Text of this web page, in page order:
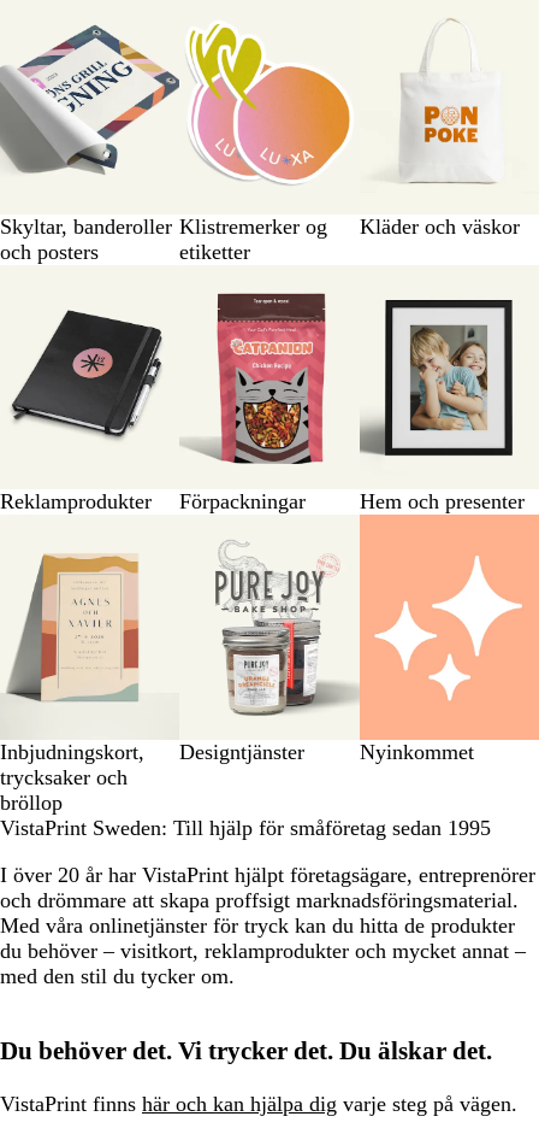
Skyltar, banderoller
och posters
Klistremerker og
etiketter
Kläder och väskor
Reklamprodukter Förpackningar Hem och presenter
Inbjudningskort,
trycksaker och
bröllop
Designtjänster Nyinkommet
VistaPrint Sweden: Till hjälp för småföretag sedan 1995
I över 20 år har VistaPrint hjälpt företagsägare, entreprenörer
och drömmare att skapa proffsigt marknadsföringsmaterial.
Med våra onlinetjänster för tryck kan du hitta de produkter
du behöver – visitkort, reklamprodukter och mycket annat –
med den stil du tycker om.
Du behöver det. Vi trycker det. Du älskar det.
VistaPrint finns här och kan hjälpa dig varje steg på vägen.